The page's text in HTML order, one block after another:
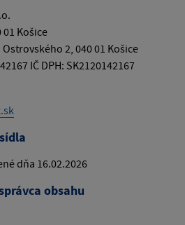
Košice
2, 040 01 Košice
IČ DPH: SK2120142167
dňa 16.02.2026
obsahu